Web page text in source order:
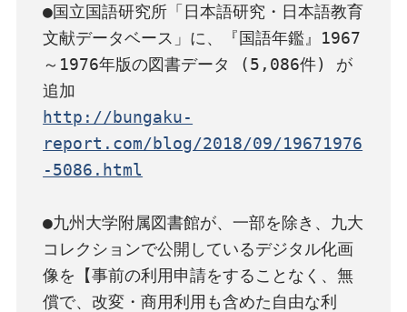
●国立国語研究所「日本語研究・日本語教育
文献データベース」に、『国語年鑑』1967
～1976年版の図書データ (5,086件) が
http://bungaku-
report.com/blog/2018/09/19671976
-5086.html
●九州大学附属図書館が、一部を除き、九大
コレクションで公開しているデジタル化画
像を【事前の利用申請をすることなく、無
償で、改変・商用利用も含めた自由な利